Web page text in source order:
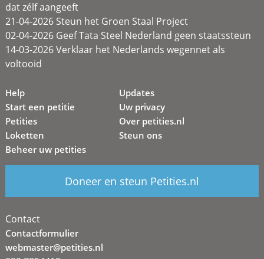
dat zélf aangeeft
21-04-2026 Steun het Groen Staal Project
02-04-2026 Geef Tata Steel Nederland geen staatssteun
14-03-2026 Verklaar het Nederlands wegennet als
voltooid
Help
Start een petitie
Petities
Loketten
Beheer uw petities
Updates
Uw privacy
Over petities.nl
Steun ons
Doneer en steun Petities.nl
Contact
Contactformulier
webmaster@petities.nl